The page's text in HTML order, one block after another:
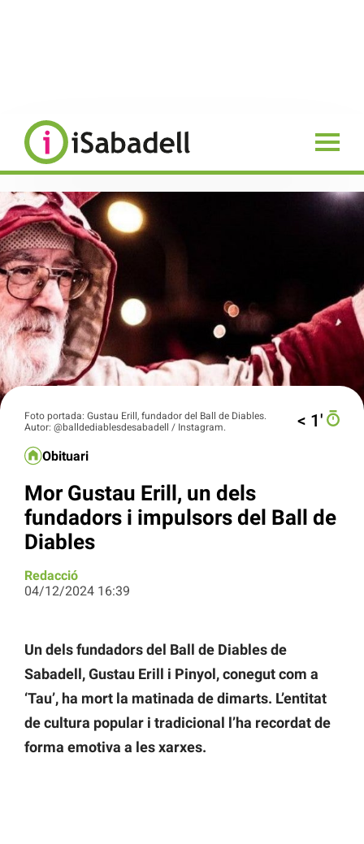
Foto portada: Gustau Erill, fundador del Ball de Diables.
Autor: @balldediablesdesabadell / Instagram.
< 1′
Obituari
Mor Gustau Erill, un dels
fundadors i impulsors del Ball de
Diables
Redacció
04/12/2024 16:39
Un dels fundadors del Ball de Diables de
Sabadell, Gustau Erill i Pinyol, conegut com a
‘Tau’, ha mort la matinada de dimarts. L’entitat
de cultura popular i tradicional l’ha recordat de
forma emotiva a les xarxes.